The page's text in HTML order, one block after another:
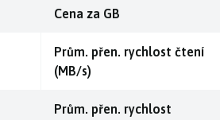
Cena za GB
Prům. přen. rychlost čtení
(MB/s)
Prům. přen. rychlost